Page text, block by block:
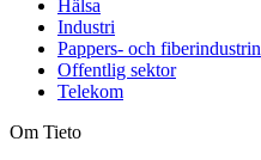
Hälsa
Industri
Pappers- och fiberindustrin
Offentlig sektor
Telekom
Om Tieto